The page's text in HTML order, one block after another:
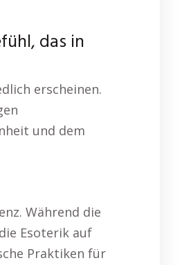
das in
erscheinen.
und dem
Während die
Esoterik auf
Praktiken für